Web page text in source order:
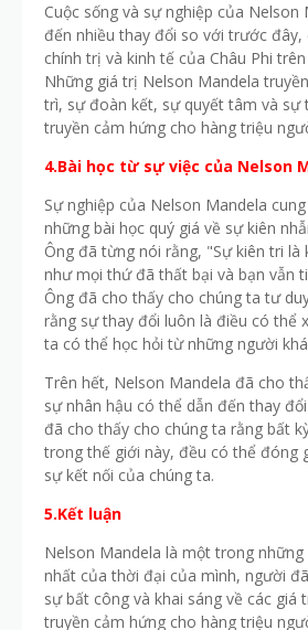
Cuộc sống và sự nghiệp của Nelson
đến nhiều thay đổi so với trước
chính trị và kinh tế của Châu Phi
Những giá trị Nelson Mandela
trì, sự đoàn kết, sự quyết tâm và sự
truyền cảm hứng cho hàng triệu
4.Bài học từ sự việc của Nelson
Sự nghiệp của Nelson Mandela
những bài học quý giá về sự kiên
Ông đã từng nói rằng, "Sự kiên tri là
như mọi thứ đã thất bại và bạn vẫn
Ông đã cho thấy cho chúng ta tư
rằng sự thay đổi luôn là điều có thể
ta có thể học hỏi từ những người
Trên hết, Nelson Mandela đã cho
sự nhân hậu có thể dẫn đến thay
đã cho thấy cho chúng ta rằng bất
trong thế giới này, đều có thể đóng
sự kết nối của chúng ta.
5.Kết luận
Nelson Mandela là một trong
nhất của thời đại của mình, người
sự bất công và khai sáng về các giá
truyền cảm hứng cho hàng triệu